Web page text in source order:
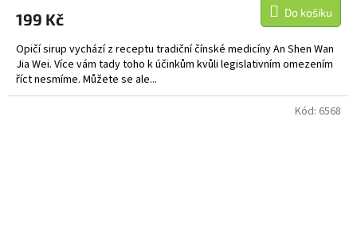
199 Kč Do košíku
Opičí sirup vychází z receptu tradiční čínské medicíny An Shen Wan
Jia Wei. Více vám tady toho k účinkům kvůli legislativním omezením
říct nesmíme. Můžete se ale...
Kód: 6568